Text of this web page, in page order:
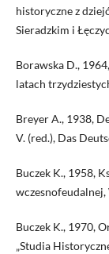
historyczne z
Sieradzkim i
Borawska D.,
latach
Breyer A., 1938,
V. (red.), Das
Buczek K., 1958,
Buczek K., 1970,
„Studia